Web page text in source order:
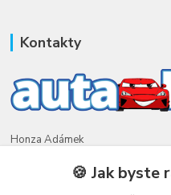
Kontakty
Honza Adámek
(Po-Ne, 9-21 hod.)🍪 Jak byste